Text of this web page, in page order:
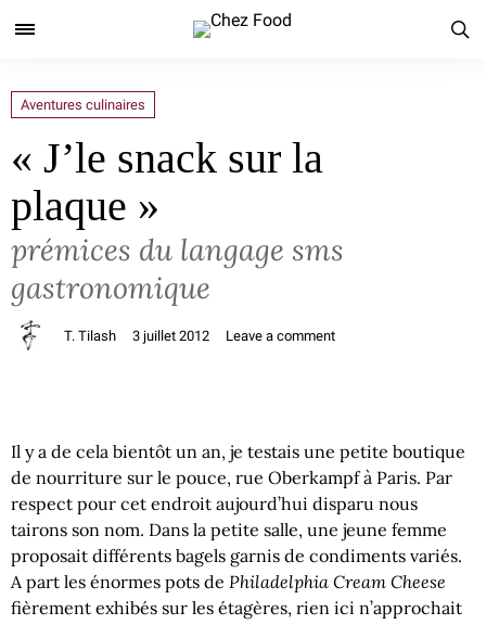
Aventures culinaires
« J’le snack sur la
plaque »
prémices du langage sms
gastronomique
T. Tilash 3 juillet 2012 Leave a comment
Il y a de cela bientôt un an, je testais une petite boutique
de nourriture sur le pouce, rue Oberkampf à Paris. Par
respect pour cet endroit aujourd’hui disparu nous
tairons son nom. Dans la petite salle, une jeune femme
proposait différents bagels garnis de condiments variés.
A part les énormes pots de Philadelphia Cream Cheese
fièrement exhibés sur les étagères, rien ici n’approchait